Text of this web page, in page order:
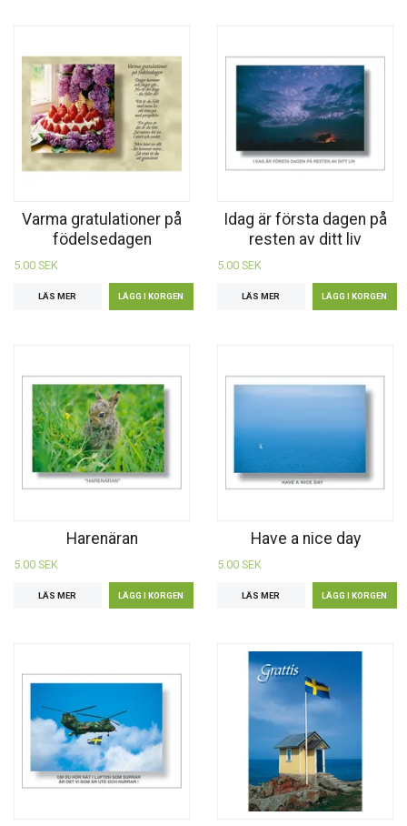
Varma gratulationer på
födelsedagen
5.00 SEK
LÄS MER
Idag är första dagen på
resten av ditt liv
5.00 SEK
LÄS MER
Harenäran
5.00 SEK
LÄS MER
Have a nice day
5.00 SEK
LÄS MER